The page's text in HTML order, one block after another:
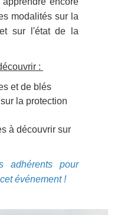
modalités sur la
sur l'état de la
:
et de blés
la protection
à découvrir sur
adhérents pour
événement !